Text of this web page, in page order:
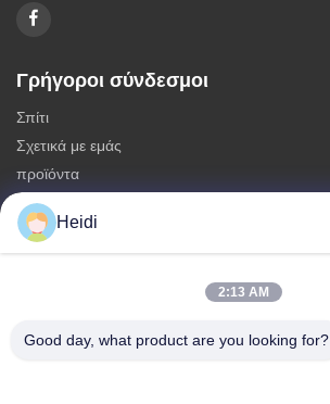
Γρήγοροι σύνδεσμοι
Σπίτι
Σχετικά με εμάς
προϊόντα
Επικοινωνήστε μαζί μας
Κατηγορίες
Μη συνεχείς ίνες πολυεστέρα
Φύλλα πολυεστέρα χαμηλής τήξης
Heidi
2:13 AM
Good day, what product are you looking for?